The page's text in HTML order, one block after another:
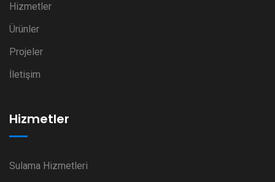
Hizmetler
Ürünler
Projeler
İletişim
Hizmetler
Sulama Hizmetleri